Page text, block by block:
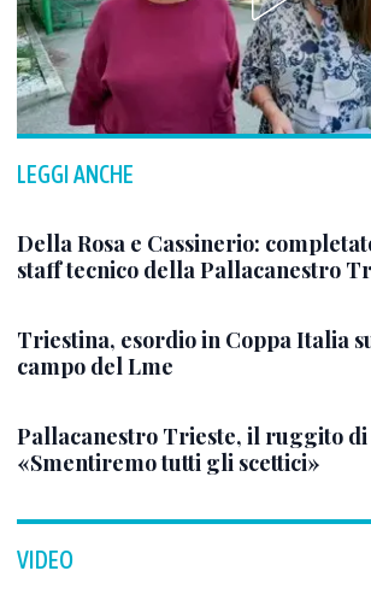
LEGGI ANCHE
Della Rosa e Cassinerio:
staff tecnico della Pallacanestro
Triestina, esordio in Coppa Italia
campo del Lme
Pallacanestro Trieste, il ruggito di
«Smentiremo tutti gli scettici»
VIDEO